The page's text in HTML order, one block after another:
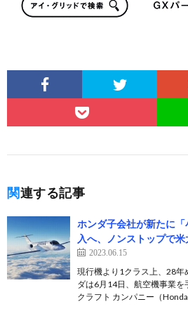
関連する記事
ホンダ子会社が新たに
入へ、ノンストップで
2023.06.15
現行機より1クラス上、28年
ダは6月14日、航空機事業を
クラフト カンパニー（